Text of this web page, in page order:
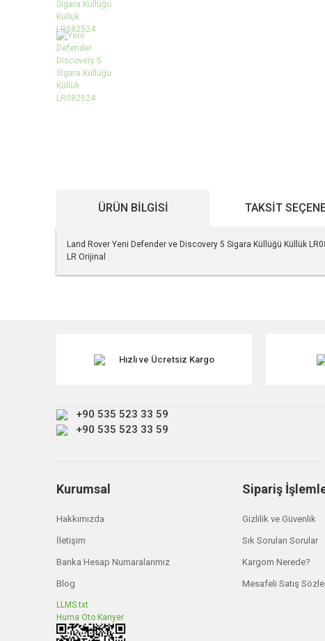
ÜRÜN BILGISI TAKSIT
Land Rover Yeni Defender ve Discovery 5 Sigara Küllüğü Küllük
LR Orijinal
Ürün açıklamasında eksik bilgiler bulunuyor.
Bu ürüne benzer farklı alternatifler olmalı.
Hızlı ve Ücretsiz Kargo
+90 535 523 33 59
+90 535 523 33 59
Kurumsal
Hakkımızda
İletişim
Banka Hesap Numaralarımız
Blog
LLMS.txt
Huma Oto Kariyer
Sipariş
Gizlilik ve Güvenlik
Sık Sorulan Sorular
Kargom Nerede?
Mesafeli Satış